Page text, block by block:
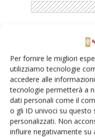
Per fornire le migliori
utilizziamo tecnologie
accedere alle
tecnologie permetterà a
dati personali come il
o gli ID univoci su questo
personalizzati. Non
influire negativamente su
Un modo